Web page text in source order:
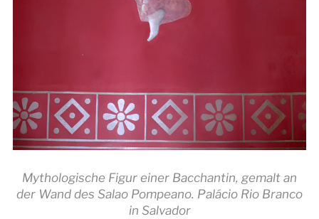
Mythologische Figur einer Bacchantin, gemalt an
der Wand des Salao Pompeano. Palácio Rio Branco
in Salvador